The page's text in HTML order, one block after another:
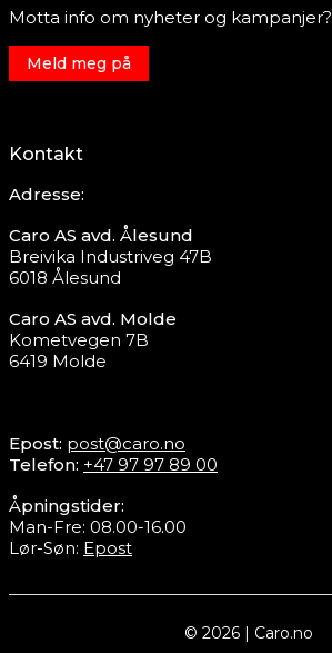
Motta info om nyheter og kampanjer?
Meld meg på
Kontakt
Adresse:
Caro AS avd. Ålesund
Breivika Industriveg 47B
6018 Ålesund
Caro AS avd. Molde
Kometvegen 7B
6419 Molde
Epost: post@caro.no
Telefon: +47 97 97 89 00
Åpningstider:
Man-Fre: 08.00-16.00
Lør-Søn: Epost
© 2026 | Caro.no